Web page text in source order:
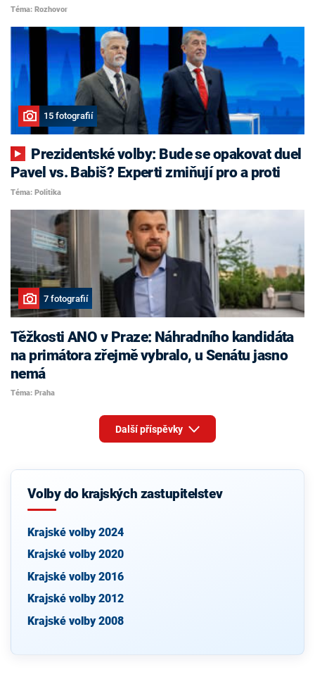
Téma: Rozhovor
15 fotografií
Pavel vs. Babiš? Experti zmiňují pro a proti
Téma: Politika
7 fotografií
Těžkosti ANO v Praze: Náhradního kandidáta
na primátora zřejmě vybralo, u Senátu jasno
nemá
Téma: Praha
Další příspěvky
Volby do krajských zastupitelstev
Krajské volby 2024
Krajské volby 2020
Krajské volby 2016
Krajské volby 2012
Krajské volby 2008